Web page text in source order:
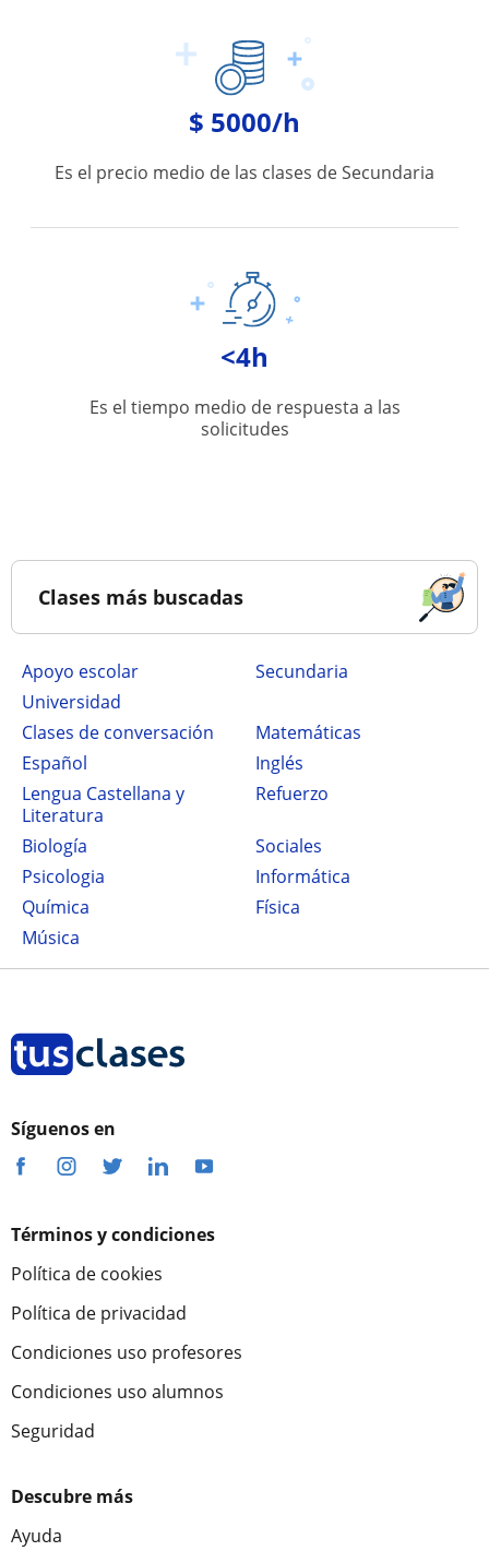
$ 5000/h
Es el precio medio de las clases de Secundaria
<4h
Es el tiempo medio de respuesta a las
solicitudes
Clases más buscadas
Apoyo escolar
secundaria
Universidad
Clases de conversación
Matemáticas
Español
Inglés
Lengua Castellana y
Literatura
Refuerzo
Biología
Sociales
Psicologia
Informática
Química
Física
Música
Síguenos en
Términos y condiciones
Política de cookies
Política de privacidad
Condiciones uso profesores
Condiciones uso alumnos
Seguridad
Descubre más
Ayuda